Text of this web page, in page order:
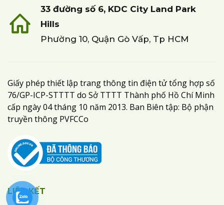
33 đường số 6, KDC City Land Park
Hills
Phường 10, Quận Gò Vấp, Tp HCM
Giấy phép thiết lập trang thông tin điện tử tổng hợp số
76/GP-ICP-STTTT do Sở TTTT Thành phố Hồ Chí Minh
cấp ngày 04 tháng 10 năm 2013. Ban Biên tập: Bộ phận
truyền thông PVFCCo
LIÊN KẾT